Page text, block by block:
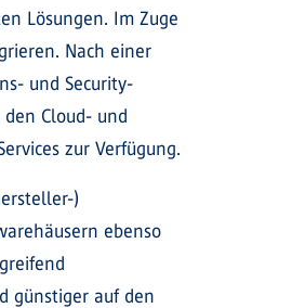
Lösungen. Im Zuge
Nach einer
und Security-
Cloud- und
zur Verfügung.
)
ebenso
günstiger auf den